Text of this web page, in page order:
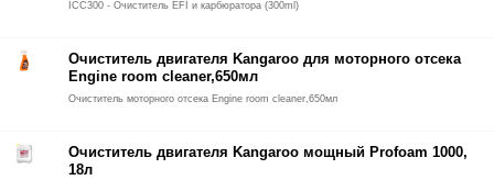
ICC300 - Очиститель EFI и карбюратора (300ml)
Очиститель двигателя Kangaroo для моторного отсека
Engine room cleaner,650мл
Очиститель моторного отсека Engine room cleaner,650мл
Очиститель двигателя Kangaroo мощный Profoam 1000,
18л